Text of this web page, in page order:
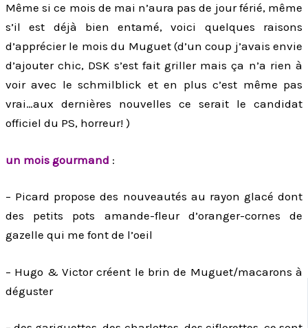
Même si ce mois de mai n’aura pas de jour férié, même
s’il est déjà bien entamé, voici quelques raisons
d’apprécier le mois du Muguet (d’un coup j’avais envie
d’ajouter chic, DSK s’est fait griller mais ça n’a rien à
voir avec le schmilblick et en plus c’est même pas
vrai…aux dernières nouvelles ce serait le candidat
officiel du PS, horreur! )
un mois gourmand :
– Picard propose des nouveautés au rayon glacé dont
des petits pots amande-fleur d’oranger-cornes de
gazelle qui me font de l’oeil
– Hugo & Victor créent le brin de Muguet/macarons à
déguster